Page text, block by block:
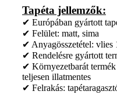
Tapéta jellemzők:
✔ Európában gyártott
✔ Felület: matt, sima
✔ Anyagösszetétel: vlies
✔ Rendelésre gyártott
✔ Környezetbarát
teljesen illatmentes
✔ Felrakás: